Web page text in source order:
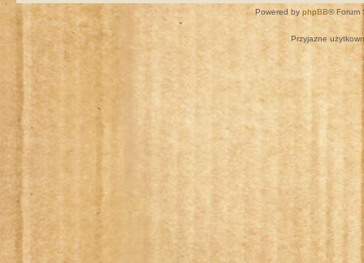
Powered by phpBB® Forum
Przyjazne